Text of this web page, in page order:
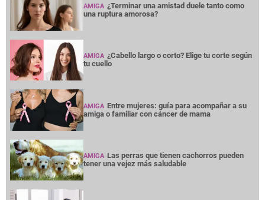
AMIGA ¿Terminar una amistad duele tanto como
una ruptura amorosa?
AMIGA ¿Cabello largo o corto? Elige tu corte según
tu cuello
AMIGA Entre mujeres: guía para acompañar a su
amiga o familiar con cáncer de mama
AMIGA Las perras que tienen cachorros pueden
tener una vejez más saludable